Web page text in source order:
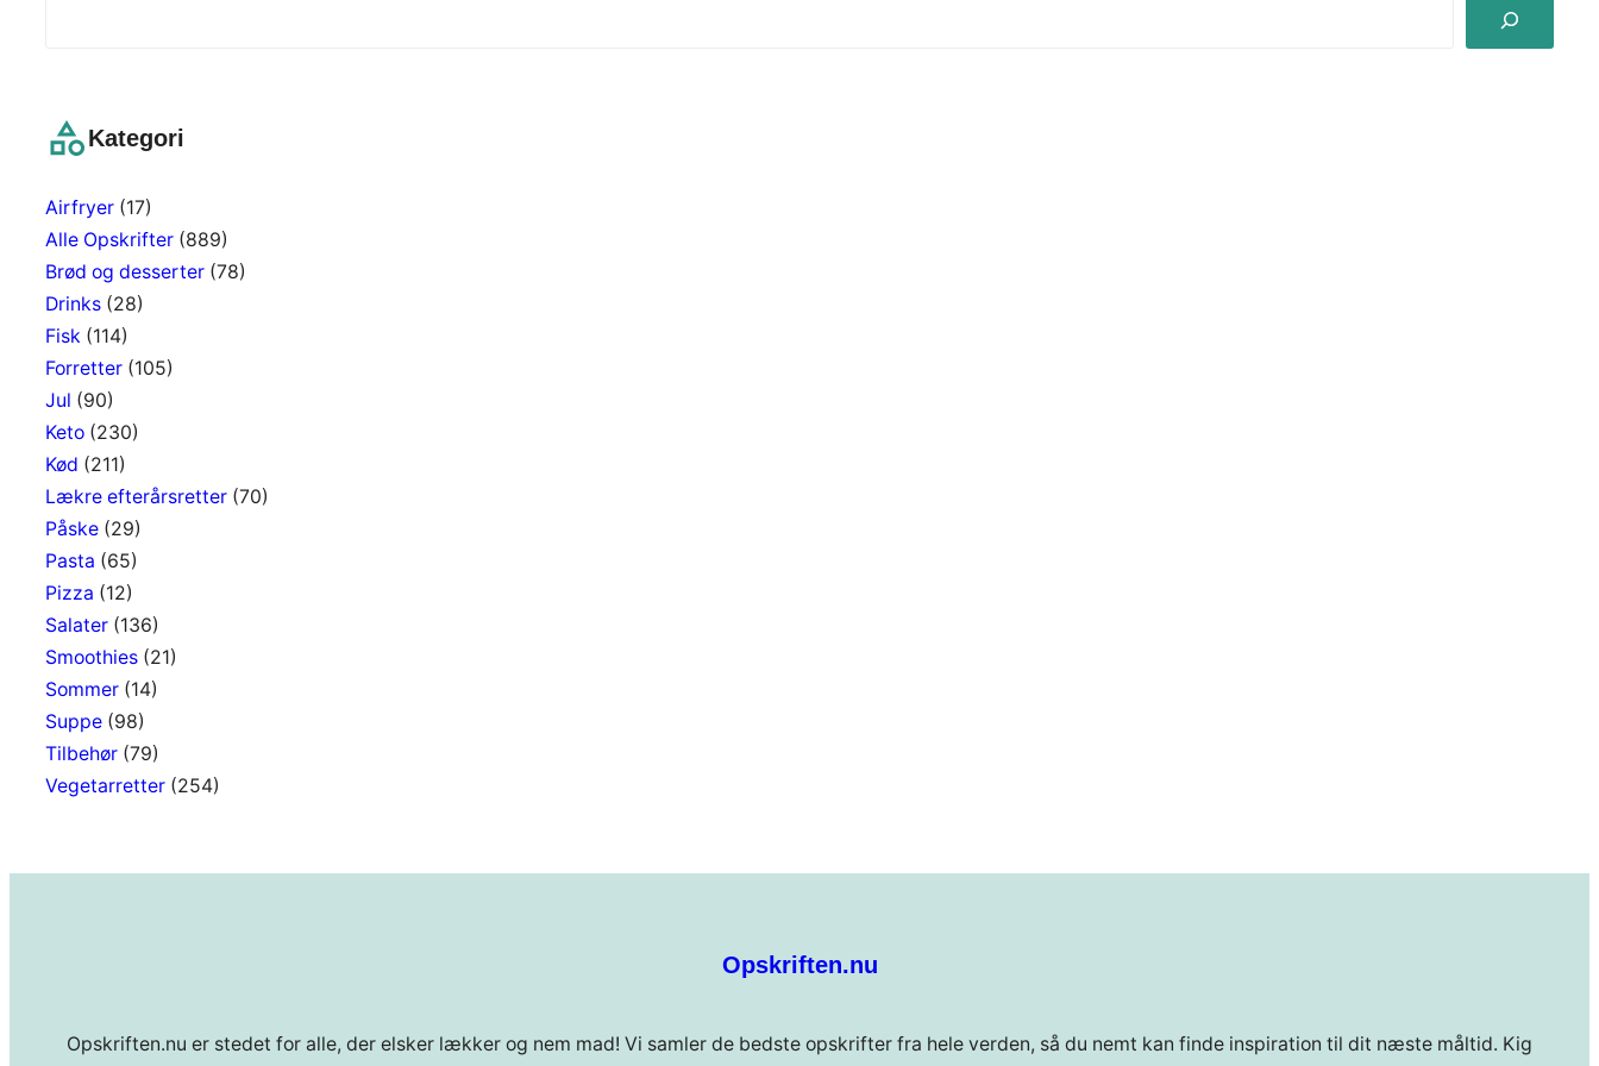
Kategori
Airfryer (17)
Alle Opskrifter (889)
Brød og desserter (78)
Drinks (28)
Fisk (114)
Forretter (105)
Jul (90)
Keto (230)
Kød (211)
Lækre efterårsretter (70)
Påske (29)
Pasta (65)
Pizza (12)
Salater (136)
Smoothies (21)
Sommer (14)
Suppe (98)
Tilbehør (79)
Vegetarretter (254)
Opskriften.nu
Opskriften.nu er stedet for alle, der elsker lækker og nem mad! Vi samler de bedste opskrifter fra hele verden, så du nemt kan finde inspiration til dit næste måltid. Kig